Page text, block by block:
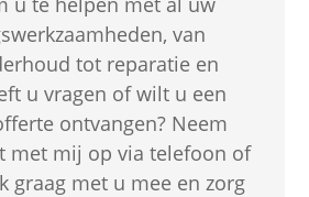
van
tot reparatie en
u vragen of wilt u een
ontvangen? Neem
met mij op via telefoon of
graag met u mee en zorg